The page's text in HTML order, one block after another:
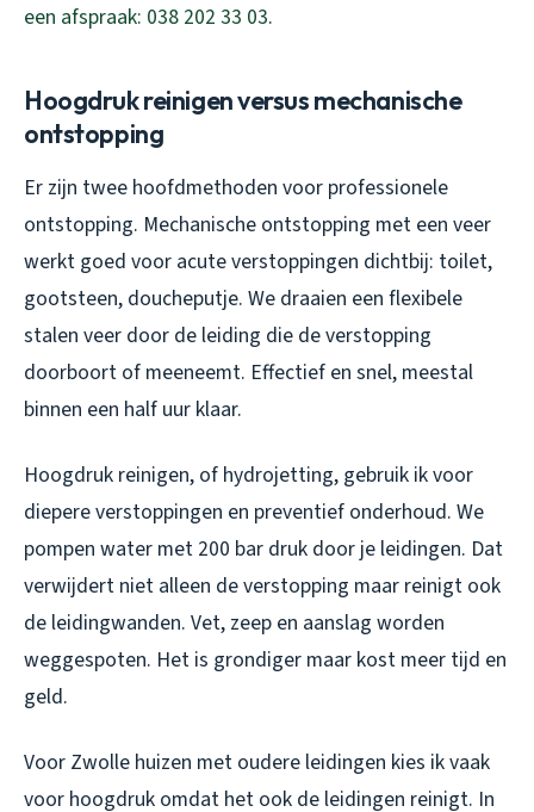
een afspraak: 038 202 33 03.
Hoogdruk reinigen versus mechanische
ontstopping
Er zijn twee hoofdmethoden voor professionele
ontstopping. Mechanische ontstopping met een veer
werkt goed voor acute verstoppingen dichtbij: toilet,
gootsteen, doucheputje. We draaien een flexibele
stalen veer door de leiding die de verstopping
doorboort of meeneemt. Effectief en snel, meestal
binnen een half uur klaar.
Hoogdruk reinigen, of hydrojetting, gebruik ik voor
diepere verstoppingen en preventief onderhoud. We
pompen water met 200 bar druk door je leidingen. Dat
verwijdert niet alleen de verstopping maar reinigt ook
de leidingwanden. Vet, zeep en aanslag worden
weggespoten. Het is grondiger maar kost meer tijd en
geld.
Voor Zwolle huizen met oudere leidingen kies ik vaak
voor hoogdruk omdat het ook de leidingen reinigt. In